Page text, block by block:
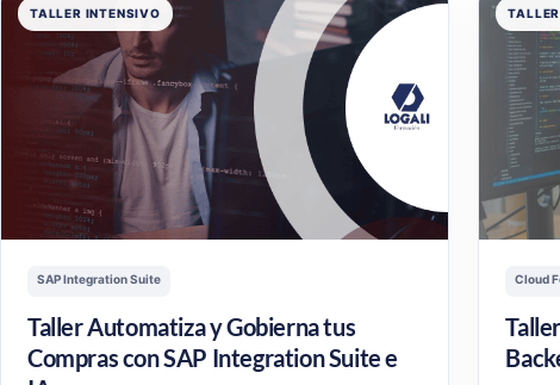
TALLER INTENSIVO
SAP Integration Suite
Taller Automatiza y Gobierna tus
Compras con SAP Integration Suite e
Cloud